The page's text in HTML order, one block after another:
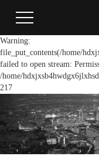
Warning:
file_put_contents(/home/
failed to open stream:
/home/
217